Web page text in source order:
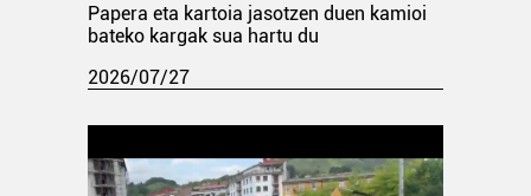
Papera eta kartoia jasotzen duen kamioi
bateko kargak sua hartu du
2026/07/27